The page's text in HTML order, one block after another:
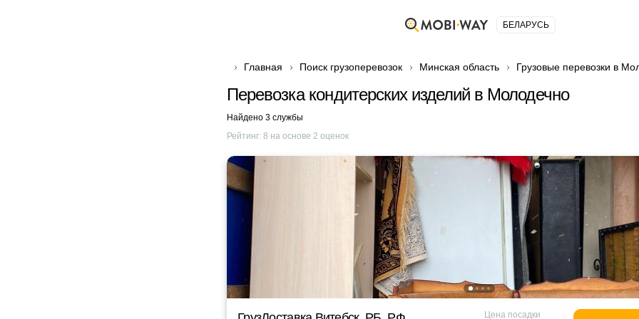
БЕЛАРУСЬ
Главная Поиск грузоперевозок Минская область Грузовые перевозки в
Перевозка кондитерских изделий в Молодечно
Найдено 3 службы
Рейтинг: 8 на основе 2 оценок
Цена посадки